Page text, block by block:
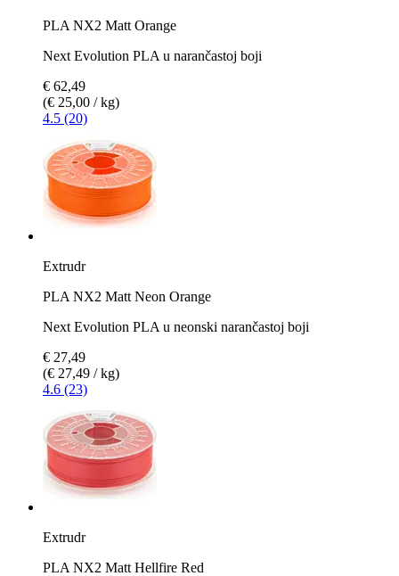
PLA NX2 Matt Orange
Next Evolution PLA u narančastoj boji
€ 62,49
(€ 25,00 / kg)
4.5 (20)
Extrudr
PLA NX2 Matt Neon Orange
Next Evolution PLA u neonski narančastoj boji
€ 27,49
(€ 27,49 / kg)
4.6 (23)
Extrudr
PLA NX2 Matt Hellfire Red